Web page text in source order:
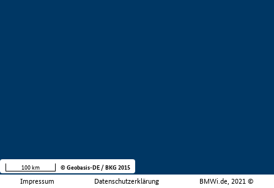
Impressum Datenschutzerklärung BMWi.de, 2021 ©
100 km © Geobasis-DE / BKG 2015